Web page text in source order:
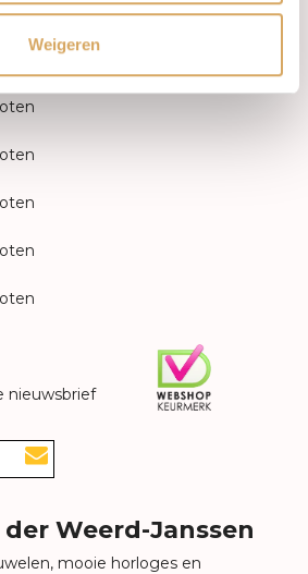
Weigeren
nieuwsbrief
Weerd-Janssen
mooie horloges en